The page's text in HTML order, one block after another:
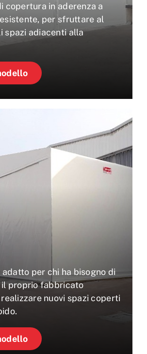
copertura in aderenza a
per sfruttare al
spazi adiacenti alla
adatto per chi ha bisogno di
proprio fabbricato
nuovi spazi coperti